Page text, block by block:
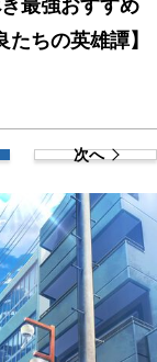
最強おすすめ
ちの英雄譚】
次へ